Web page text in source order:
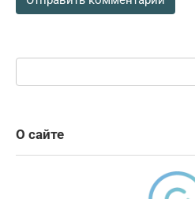
Поиск:
О сайте